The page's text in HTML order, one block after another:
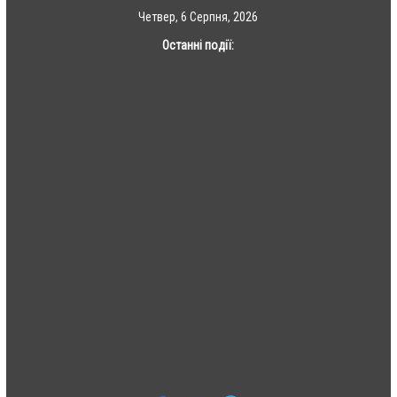
Четвер, 6 Серпня, 2026
Останні події: